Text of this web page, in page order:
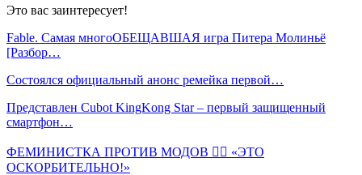
Это вас заинтересует!
Fable. Самая многоОБЕЩАВШАЯ игра Питера Молиньё
[Разбор…
Состоялся официальный анонс ремейка первой…
Представлен Cubot KingKong Star – первый защищенный
смартфон…
ФЕМИНИСТКА ПРОТИВ МОДОВ 🤦‍♀️ «ЭТО
ОСКОРБИТЕЛЬНО!»